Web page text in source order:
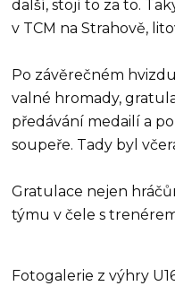
další, stojí to za to.
v TCM na Strahově,
Po závěrečném
valné hromady,
předávání medailí a
soupeře. Tady byl
Gratulace nejen
týmu v čele s
Fotogalerie z výhry